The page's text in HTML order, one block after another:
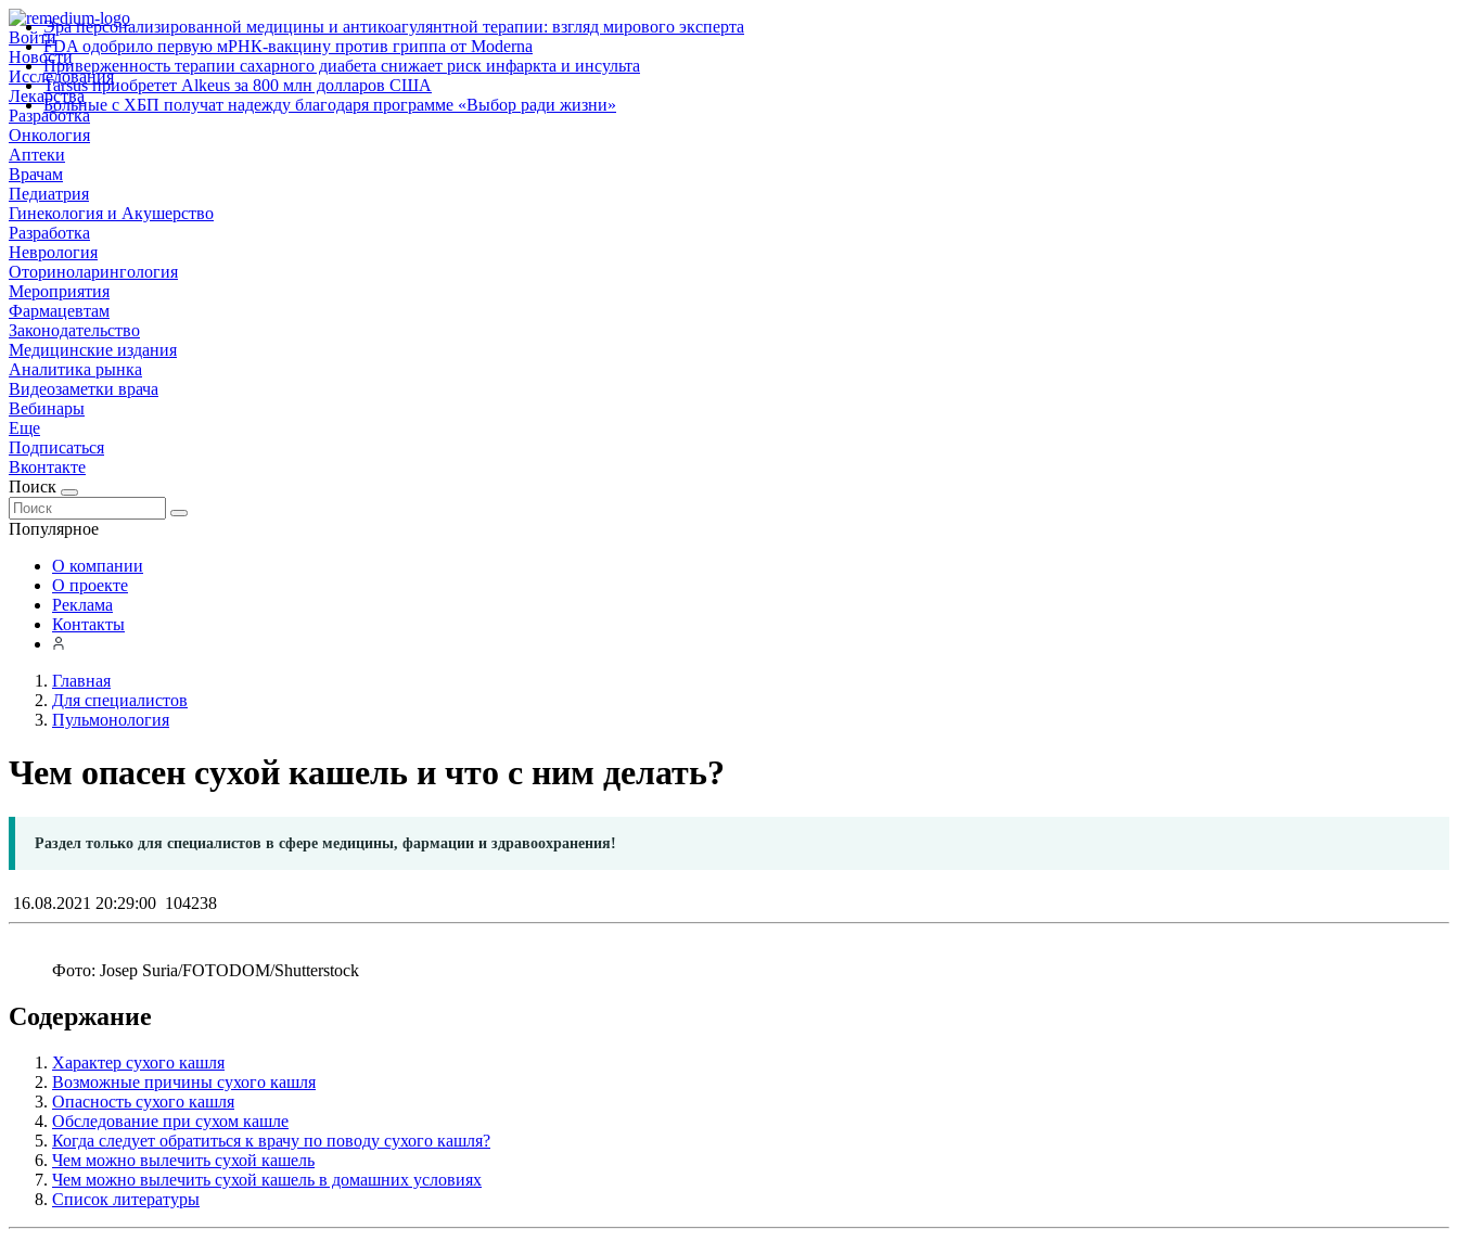
Войти
Новости
Исследования
Лекарства
Разработка
Онкология
Аптеки
Врачам
Педиатрия
Гинекология и Акушерство
Разработка
Неврология
Оториноларингология
Мероприятия
Фармацевтам
Законодательство
Медицинские издания
Аналитика рынка
Видеозаметки врача
Вебинары
Еще
Подписаться
Вконтакте
Поиск
Популярное
Эра персонализированной медицины и антикоагулянтной терапии: взгляд мирового эксперта
FDA одобрило первую мРНК‑вакцину против гриппа от Moderna
Приверженность терапии сахарного диабета снижает риск инфаркта и инсульта
Tarsus приобретет Alkeus за 800 млн долларов США
Больные с ХБП получат надежду благодаря программе «Выбор ради жизни»
О компании
О проекте
Реклама
Контакты
Главная
Для специалистов
Пульмонология
Чем опасен сухой кашель и что с ним делать?
Раздел только для специалистов в сфере медицины, фармации и здравоохранения!
16.08.2021 20:29:00 104238
Фото: Josep Suria/FOTODOM/Shutterstoсk
Содержание
Характер сухого кашля
Возможные причины сухого кашля
Опасность сухого кашля
Обследование при сухом кашле
Когда следует обратиться к врачу по поводу сухого кашля?
Чем можно вылечить сухой кашель
Чем можно вылечить сухой кашель в домашних условиях
Список литературы